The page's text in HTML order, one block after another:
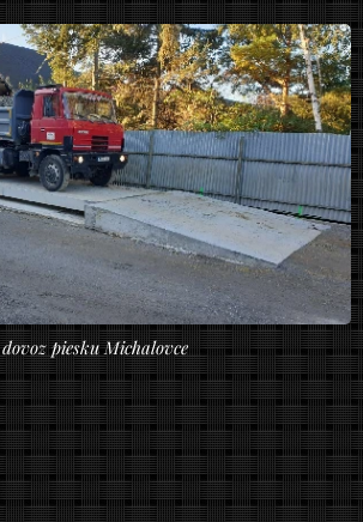
dovoz piesku Michalovce